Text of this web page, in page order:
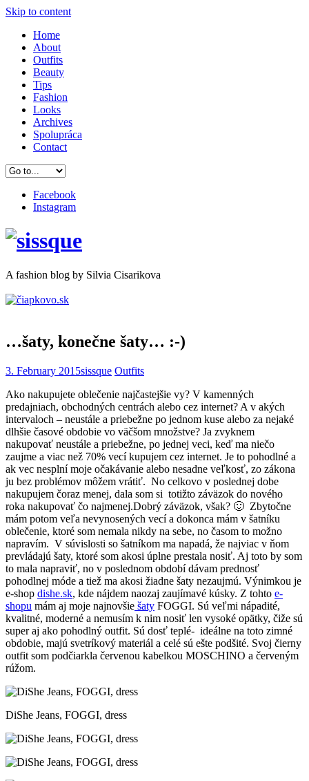
Skip to content
Home
About
Outfits
Beauty
Tips
Fashion
Looks
Archives
Spolupráca
Contact
Facebook
Instagram
A fashion blog by Silvia Cisarikova
…šaty, konečne šaty… :-)
3. February 2015sissque Outfits
Ako nakupujete oblečenie najčastejšie vy? V kamenných
predajniach, obchodných centrách alebo cez internet? A v akých
intervaloch – neustále a priebežne po jednom kuse alebo za nejaké
dlhšie časové obdobie vo väčšom množstve? Ja zvyknem
nakupovať neustále a priebežne, po jednej veci, keď ma niečo
zaujme a viac než 70% vecí kupujem cez internet. Je to pohodlné a
ak vec nesplní moje očakávanie alebo nesadne veľkosť, zo zákona
ju bez problémov môžem vrátiť. No celkovo v poslednej dobe
nakupujem čoraz menej, dala som si totižto záväzok do nového
roka nakupovať čo najmenej.Dobrý záväzok, však? 🙂 Zbytočne
mám potom veľa nevynosených vecí a dokonca mám v šatníku
oblečenie, ktoré som nemala nikdy na sebe, no časom to možno
napravím. V súvislosti so šatníkom ma napadá, že najviac v ňom
prevládajú šaty, ktoré som akosi úplne prestala nosiť. Aj toto by som
to mala napraviť, no v poslednom období dávam prednosť
pohodlnej móde a tiež ma akosi žiadne šaty nezaujmú. Výnimkou je
e-shop dishe.sk, kde nájdem naozaj zaujímavé kúsky. Z tohto e-
shopu mám aj moje najnovšie šaty FOGGI. Sú veľmi nápadité,
kvalitné, moderné a nemusím k nim nosiť len vysoké opätky, čiže sú
super aj ako pohodlný outfit. Sú dosť teplé- ideálne na toto zimné
obdobie, majú svetríkový materiál a celé sú ešte podšité. Svoj čierny
outfit som podčiarkla červenou kabelkou MOSCHINO a červeným
rúžom.
DiShe Jeans, FOGGI, dress